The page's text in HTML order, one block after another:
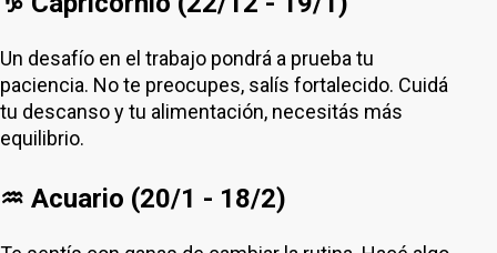
Un desafío en el trabajo pondrá a prueba tu
paciencia. No te preocupes, salís fortalecido. Cuidá
tu descanso y tu alimentación, necesitás más
equilibrio.
♒ Acuario (20/1 - 18/2)